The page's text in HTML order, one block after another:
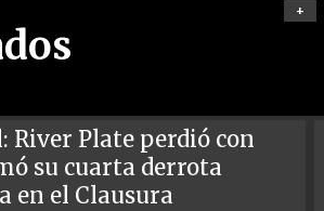
+
River Plate perdió con
su cuarta derrota
en el Clausura